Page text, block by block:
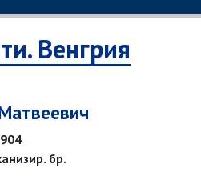
Венгрия
бр.